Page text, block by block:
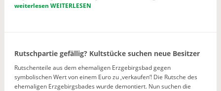
weiterlesen WEITERLESEN
Rutschpartie gefällig? Kultstücke suchen neue Besitzer
Rutschenteile aus dem ehemaligen Erzgebirgsbad gegen
symbolischen Wert von einem Euro zu ‚verkaufen‘! Die Rutsche des
ehemaligen Erzgebirgsbades wurde demontiert. Nun suchen die